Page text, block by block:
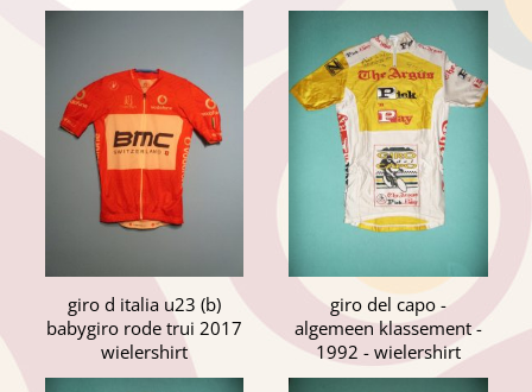
giro d italia u23 (b)
babygiro rode trui 2017
wielershirt
giro del capo -
algemeen klassement -
1992 - wielershirt